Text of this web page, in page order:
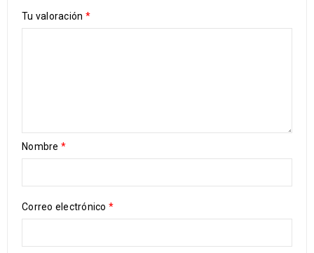
Tu valoración *
Nombre *
Correo electrónico *